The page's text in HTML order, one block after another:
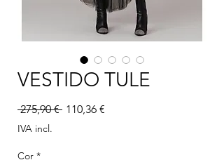
VESTIDO TULE
275,90 € Preço normal
110,36 €
IVA incl.
Cor *